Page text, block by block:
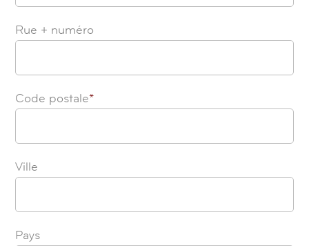
Rue + numéro
Code postale*
Ville
Pays